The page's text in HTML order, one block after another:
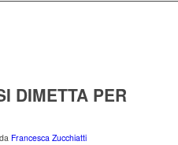
DIMETTA PER
da Francesca Zucchiatti